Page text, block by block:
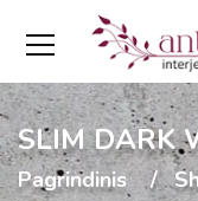
SLIM DARK
Pagrindinis